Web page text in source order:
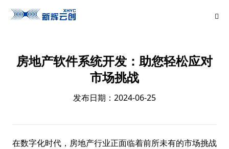
房地产软件系统开发：助您轻松应对
市场挑战
发布日期：2024-06-25
在数字化时代，房地产行业正面临着前所未有的市场挑战